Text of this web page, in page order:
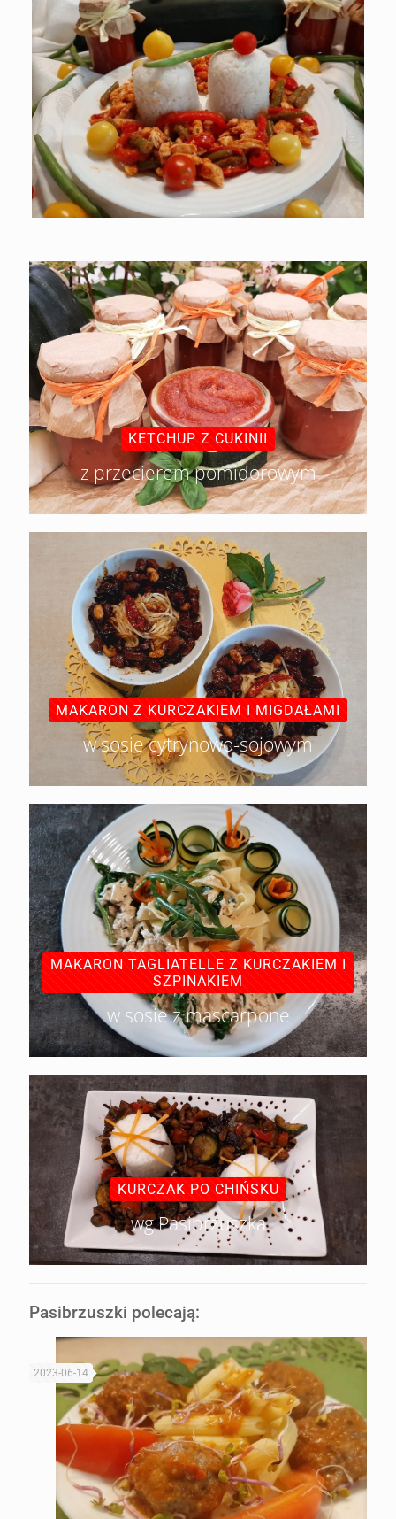
KETCHUP Z CUKINII
z przecierem pomidorowym
MAKARON Z KURCZAKIEM I MIGDAŁAMI
w sosie cytrynowo-sojowym
MAKARON TAGLIATELLE Z KURCZAKIEM I
SZPINAKIEM
w sosie z mascarpone
KURCZAK PO CHIŃSKU
wg Pasibrzuszka
Pasibrzuszki polecają:
2023-06-14